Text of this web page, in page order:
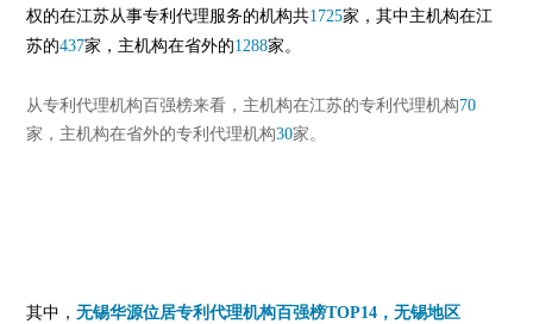
权的在江苏从事专利代理服务的机构共1725家，其中主机构在江
苏的437家，主机构在省外的1288家。
从专利代理机构百强榜来看，主机构在江苏的专利代理机构70
家，主机构在省外的专利代理机构30家。
其中，无锡华源位居专利代理机构百强榜TOP14，无锡地区